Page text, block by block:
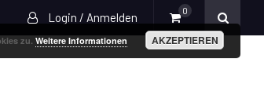
Login / Anmelden 0
zu. Weitere Informationen AKZEPTIEREN